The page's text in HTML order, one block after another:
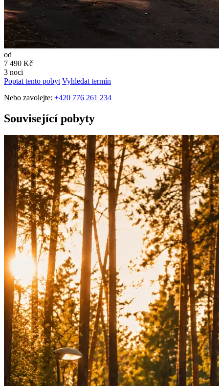
od
7 490 Kč
3 noci
Poptat tento pobyt Vyhledat termín
Nebo zavolejte: +420 776 261 234
Související pobyty